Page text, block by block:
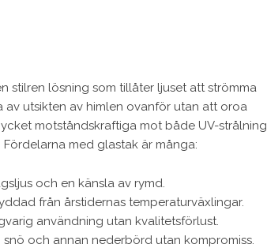
stilren lösning som tillåter ljuset att strömma
utsikten av himlen ovanför utan att oroa
motståndskraftiga mot både UV-strålning
med glastak är många:
och en känsla av rymd.
från årstidernas temperaturväxlingar.
användning utan kvalitetsförlust.
och annan nederbörd utan kompromiss.